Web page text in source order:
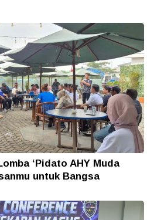
‘Pidato AHY Muda
untuk Bangsa